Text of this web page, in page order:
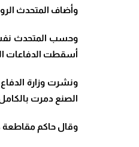
وأضاف المتحدث الروسي أن خسائر
وحسب المتحدث نفسه، صدت القوات الروسية خلال
أسقطت الدفاعات
ونشرت وزارة الدفاع
الصنع دمرت
وقال حاكم مقاطعة